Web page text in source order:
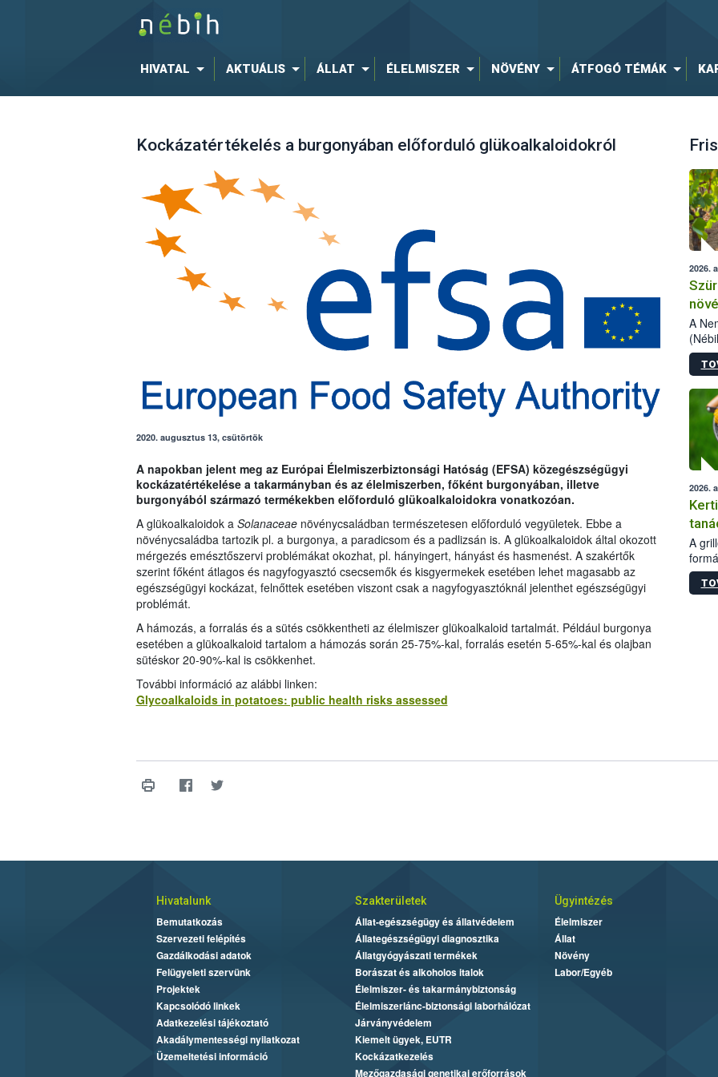
HIVATAL AKTUÁLIS ÁLLAT ÉLELMISZER NÖVÉNY ÁTFOGÓ TÉMÁK
Kockázatértékelés a burgonyában előforduló glükoalkaloidokról
2020. augusztus 13, csütörtök
A napokban jelent meg az Európai Élelmiszerbiztonsági Hatóság (EFSA) közegészségügyi
kockázatértékelése a takarmányban és az élelmiszerben, főként burgonyában, illetve
burgonyából származó termékekben előforduló glükoalkaloidokra vonatkozóan.
A glükoalkaloidok a Solanaceaenövénycsaládban természetesen előforduló vegyületek. Ebbe a
növénycsaládba tartozik pl. a burgonya, a paradicsom és a padlizsán is. A glükoalkaloidok által okozott
mérgezés emésztőszervi problémákat okozhat, pl. hányingert, hányást és hasmenést. A szakértők
szerint főként átlagos és nagyfogyasztó csecsemők és kisgyermekek esetében lehet magasabb az
egészségügyi kockázat, felnőttek esetében viszont csak a nagyfogyasztóknál jelenthet egészségügyi
problémát.
A hámozás, a forralás és a sütés csökkentheti az élelmiszer glükoalkaloid tartalmát. Például burgonya
esetében a glükoalkaloid tartalom a hámozás során 25-75%-kal, forralás esetén 5-65%-kal és olajban
sütéskor 20-90%-kal is csökkenhet.
További információ az alábbi linken:
Glycoalkaloids in potatoes: public health risks assessed
2026.
A
Az
2026.
A
Hivatalunk
Bemutatkozás
Szervezeti felépítés
Gazdálkodási adatok
Felügyeleti szervünk
Projektek
Kapcsolódó linkek
Adatkezelési tájékoztató
Akadálymentességi nyilatkozat
Üzemeltetési információ
Szakterületek
Állat-egészségügy és állatvédelem
Állategészségügyi diagnosztika
Állatgyógyászati termékek
Borászat és alkoholos italok
Élelmiszer- és takarmánybiztonság
Élelmiszerlánc-biztonsági laborhálózat
Járványvédelem
Kiemelt ügyek, EUTR
Kockázatkezelés
Mezőgazdasági genetikai erőforrások
Ügyintézés
Élelmiszer
Állat
Növény
Labor/Egyéb